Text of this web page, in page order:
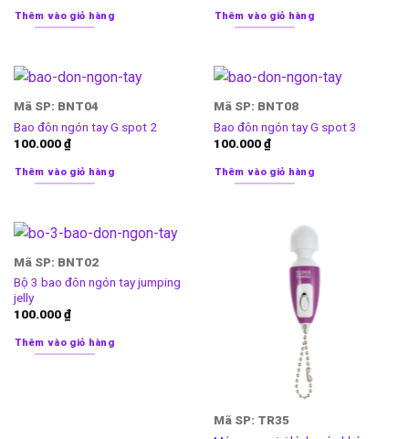
Thêm vào giỏ hàng Thêm vào giỏ hàng
Mã SP: BNT04
Bao đôn ngón tay G spot 2
100.000₫
Thêm vào giỏ hàng
Mã SP: BNT08
Bao đôn ngón tay G spot 3
100.000₫
Thêm vào giỏ hàng
Mã SP: BNT02
Bộ 3 bao đôn ngón tay jumping
jelly
100.000₫
Thêm vào giỏ hàng
Mã SP: TR35